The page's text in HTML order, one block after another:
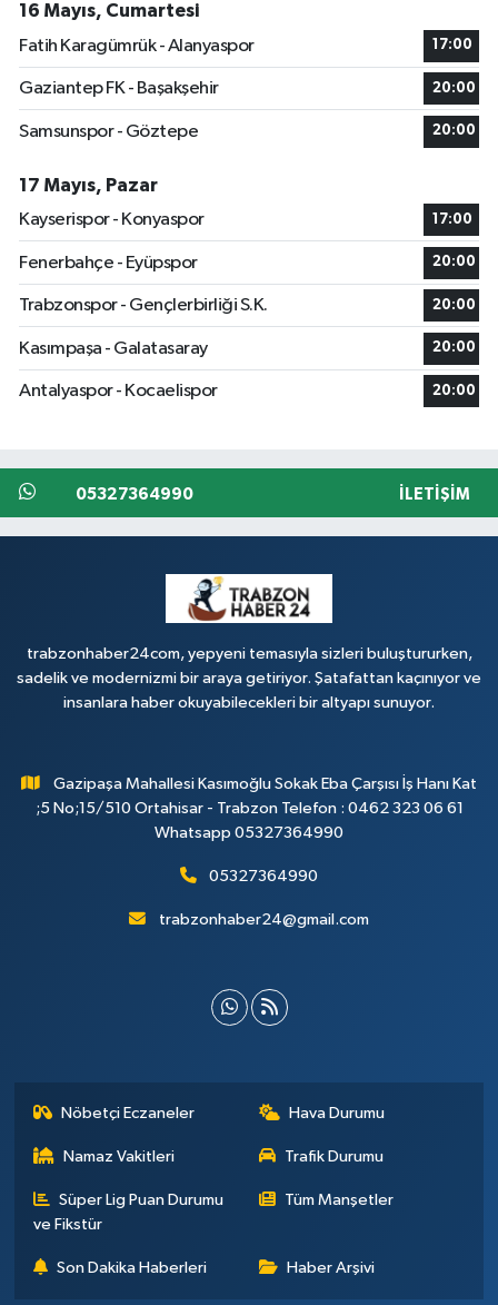
16 Mayıs, Cumartesi
Fatih Karagümrük - Alanyaspor
17:00
Gaziantep FK - Başakşehir 20:00
Samsunspor - Göztepe 20:00
17 Mayıs, Pazar
Kayserispor - Konyaspor
17:00
Fenerbahçe - Eyüpspor 20:00
Trabzonspor - Gençlerbirliği S.K. 20:00
Kasımpaşa - Galatasaray 20:00
Antalyaspor - Kocaelispor 20:00
05327364990 İLETIŞIM
trabzonhaber24com, yepyeni temasıyla sizleri buluştururken,
sadelik ve modernizmi bir araya getiriyor. Şatafattan kaçınıyor ve
insanlara haber okuyabilecekleri bir altyapı sunuyor.
Gazipaşa Mahallesi Kasımoğlu Sokak Eba Çarşısı İş Hanı Kat
;5 No;15/510 Ortahisar - Trabzon Telefon : 0462 323 06 61
Whatsapp 05327364990
05327364990
trabzonhaber24@gmail.com
Nöbetçi Eczaneler Hava Durumu
Namaz Vakitleri Trafik Durumu
Süper Lig Puan Durumu
ve Fikstür
Tüm Manşetler
Son Dakika Haberleri Haber Arşivi